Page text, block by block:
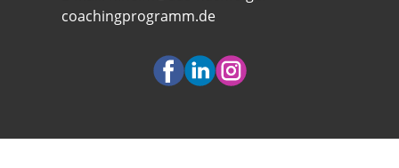
coachingprogramm.de